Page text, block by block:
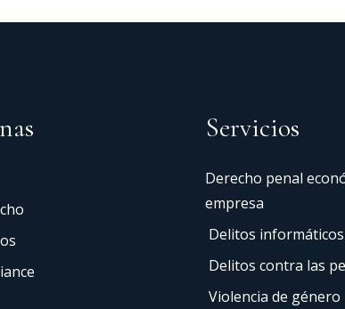
Servicios
Derecho penal
empresa
Delitos
Delitos contra las
Violencia de género